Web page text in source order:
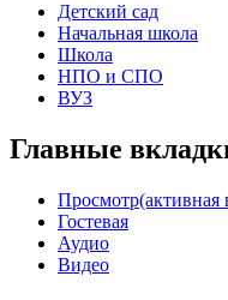
Детский сад
Начальная школа
Школа
НПО и СПО
ВУЗ
Главные
Просмотр(активная
Гостевая
Аудио
Видео